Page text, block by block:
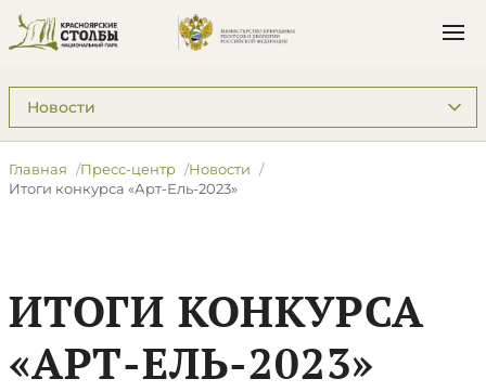
Подразделы: Пресс-центр
Главная Пресс-центр
Новости
Итоги конкурса «Арт-Ель-2023»
ИТОГИ КОНКУРСА
«АРТ-ЕЛЬ-2023»